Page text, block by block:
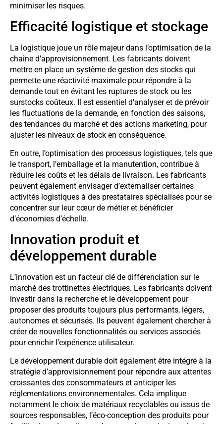
minimiser les risques.
Efficacité logistique et stockage
La logistique joue un rôle majeur dans l’optimisation de la
chaîne d’approvisionnement. Les fabricants doivent
mettre en place un système de gestion des stocks qui
permette une réactivité maximale pour répondre à la
demande tout en évitant les ruptures de stock ou les
surstocks coûteux. Il est essentiel d’analyser et de prévoir
les fluctuations de la demande, en fonction des saisons,
des tendances du marché et des actions marketing, pour
ajuster les niveaux de stock en conséquence.
En outre, l’optimisation des processus logistiques, tels que
le transport, l’emballage et la manutention, contribue à
réduire les coûts et les délais de livraison. Les fabricants
peuvent également envisager d’externaliser certaines
activités logistiques à des prestataires spécialisés pour se
concentrer sur leur cœur de métier et bénéficier
d’économies d’échelle.
Innovation produit et
développement durable
L’innovation est un facteur clé de différenciation sur le
marché des trottinettes électriques. Les fabricants doivent
investir dans la recherche et le développement pour
proposer des produits toujours plus performants, légers,
autonomes et sécurisés. Ils peuvent également chercher à
créer de nouvelles fonctionnalités ou services associés
pour enrichir l’expérience utilisateur.
Le développement durable doit également être intégré à la
stratégie d’approvisionnement pour répondre aux attentes
croissantes des consommateurs et anticiper les
réglementations environnementales. Cela implique
notamment le choix de matériaux recyclables ou issus de
sources responsables, l’éco-conception des produits pour